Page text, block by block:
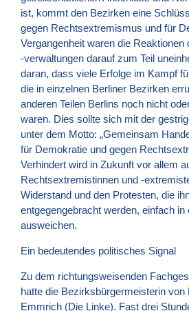
ist, kommt den Bezirken eine
gegen Rechtsextremismus und für
Vergangenheit waren die
-verwaltungen darauf zum Teil
daran, dass viele Erfolge im Kampf
die in einzelnen Berliner Bezirken
anderen Teilen Berlins noch nicht
waren. Dies sollte sich mit der
unter dem Motto: „Gemeinsam
für Demokratie und gegen
Verhindert wird in Zukunft vor allem
Rechtsextremistinnen und -
Widerstand und den Protesten, die
entgegengebracht werden, einfach in
ausweichen.
Ein bedeutendes politisches Signal
Zu dem richtungsweisenden
hatte die Bezirksbürgermeisterin von
Emmrich (Die Linke). Fast drei